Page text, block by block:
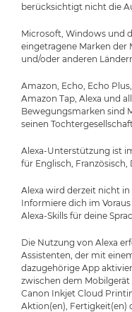
berücksichtigt nicht die
Microsoft, Windows und
eingetragene Marken der
und/oder anderen
Amazon, Echo, Echo
Amazon Tap, Alexa und
Bewegungsmarken sind
seinen
Alexa-Unterstützung ist
für Englisch,
Alexa wird derzeit nicht
Informiere dich im
Alexa-Skills für deine
Die Nutzung von Alexa
Assistenten, der mit
dazugehörige App
zwischen dem
Canon Inkjet Cloud
Aktion(en), Fertigkeit(en)